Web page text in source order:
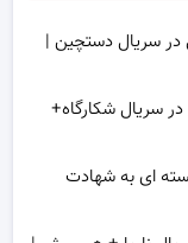
در سریال دستچین |
سریال شکارگاه+
ای به شهادت